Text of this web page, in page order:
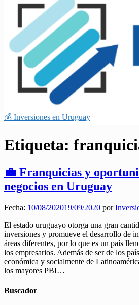
💰 Inversiones en Uruguay
Etiqueta:
💼 Franquicias y
negocios en Uruguay
Fecha: 10/08/202019/09/2020 por
El estado uruguayo otorga una gran
inversiones y promueve el desarrollo de
áreas diferentes, por lo que es un país
los empresarios. Además de ser de los
económica y socialmente de
los mayores PBI…
Buscador